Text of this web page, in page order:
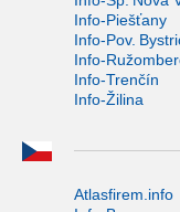
Info-Piešťany
Info-Pov.
Info-
Info-Trenčín
Info-Žilina
Atlasfirem.info